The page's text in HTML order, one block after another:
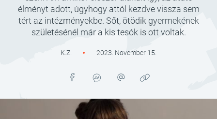
élményt adott, úgyhogy attól kezdve vissza sem
tért az intézményekbe. Sőt, ötödik gyermekének
születésénél már a kis tesók is ott voltak.
K.Z. 2023. November 15.